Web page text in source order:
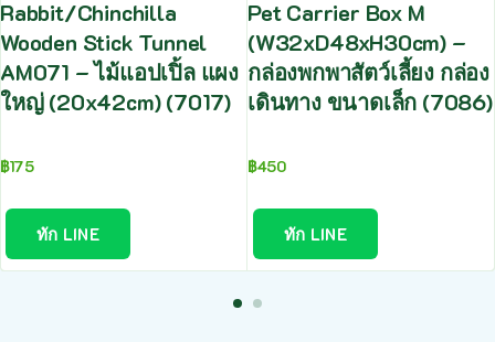
Rabbit/Chinchilla
Wooden Stick Tunnel
AM071 – ไม้แอปเปิ้ล แผง
ใหญ่ (20x42cm) (7017)
฿175
ทัก LINE
Pet Carrier Box M
(W32xD48xH30cm) –
กล่องพกพาสัตว์เลี้ยง กล่อง
เดินทาง ขนาดเล็ก (7086)
฿450
ทัก LINE